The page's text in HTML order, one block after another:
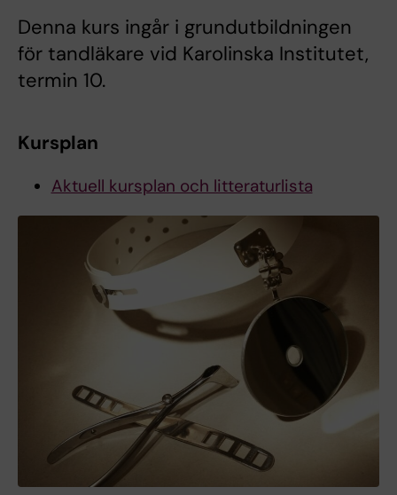
Denna kurs ingår i grundutbildningen
för tandläkare vid Karolinska Institutet,
termin 10.
Kursplan
Aktuell kursplan och litteraturlista